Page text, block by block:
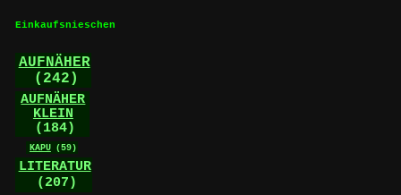
Einkaufsnieschen
AUFNÄHER
(242)
AUFNÄHER
KLEIN
(184)
KAPU (59)
LITERATUR
(207)